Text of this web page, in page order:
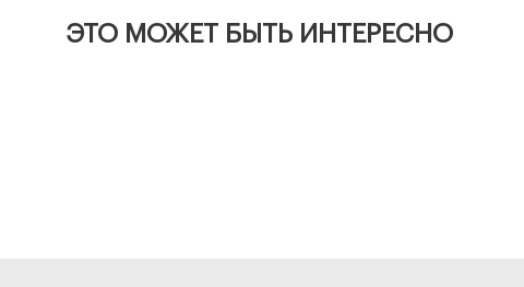
ЭТО МОЖЕТ БЫТЬ ИНТЕРЕСНО